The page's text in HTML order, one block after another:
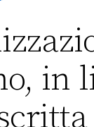
in